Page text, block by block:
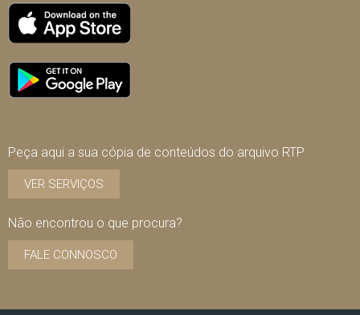
Peça aqui a sua cópia de conteúdos do arquivo RTP
VER SERVIÇOS
Não encontrou o que procura?
FALE CONNOSCO